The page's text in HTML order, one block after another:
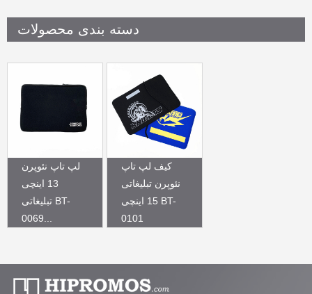
دسته بندی محصولات
لپ تاپ نئوپرن
13 اینچی
تبلیغاتی BT-
0069...
کیف لپ تاپ
نئوپرن تبلیغاتی
15 اینچی BT-
0101